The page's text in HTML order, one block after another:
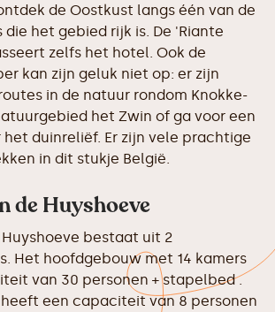
de Oostkust langs één van de
het gebied rijk is. De 'Riante
zelfs het hotel. Ook de
kan zijn geluk niet op: er zijn
in de natuur rondom Knokke-
het Zwin of ga voor een
duinreliëf. Er zijn vele prachtige
in dit stukje België.
de Huyshoeve
bestaat uit 2
Het hoofdgebouw met 14 kamers
van 30 personen + stapelbed .
een capaciteit van 8 personen